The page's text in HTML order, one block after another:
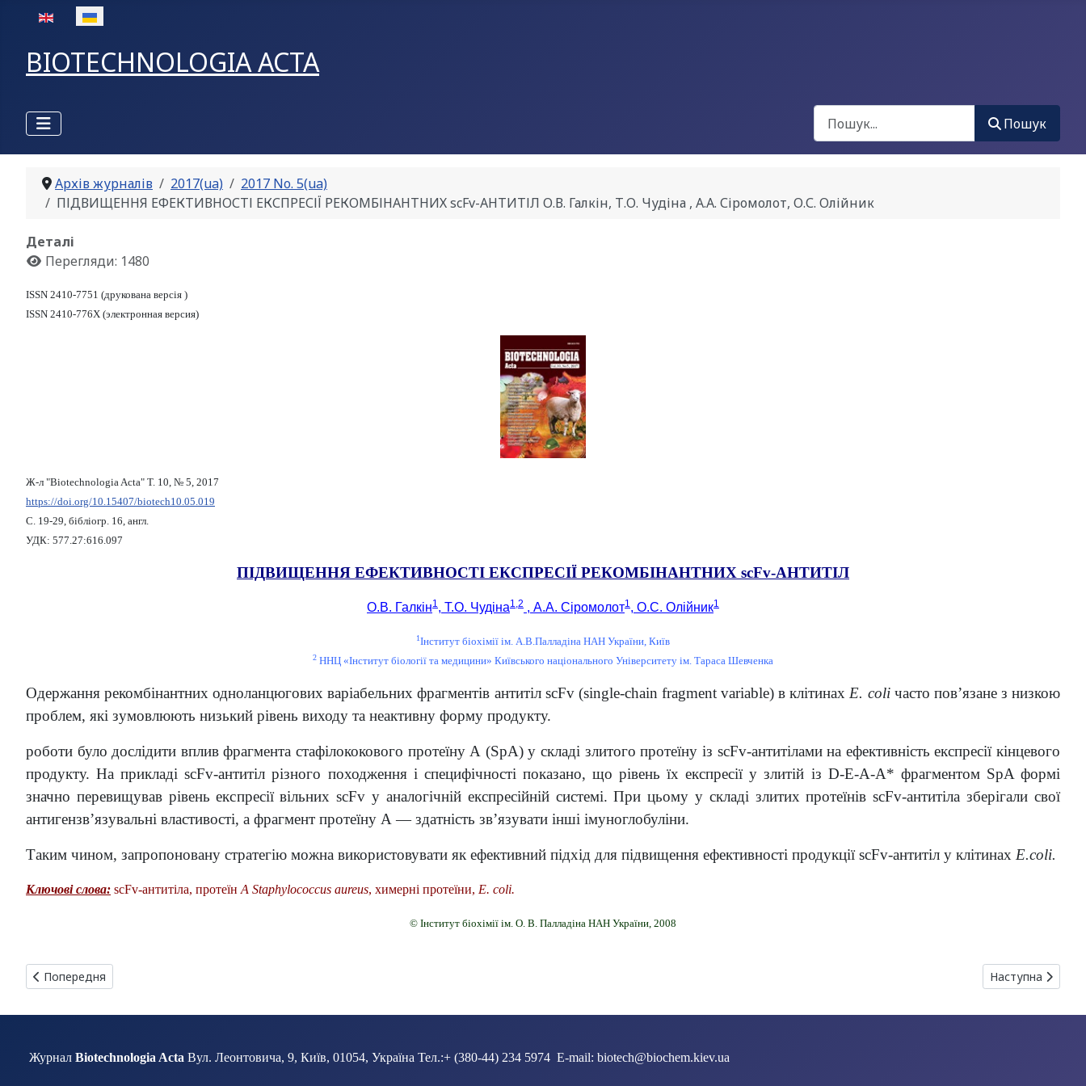
Оберіть свою мову
BIOTECHNOLOGIA ACTA
Пошук
Пошук
Архів журналів 2017(ua)
2017 No. 5(ua)
ПІДВИЩЕННЯ ЕФЕКТИВНОСТІ ЕКСПРЕСІЇ РЕКОМБІНАНТНИХ scFv-АНТИТІЛ О.В. Галкін, Т.О. Чудіна , А.А. Сіромолот, О.С. Олійник
Деталі
Перегляди: 1480
ISSN 2410-7751 (друкована версія )
ISSN 2410-776X (электронная версия)
Ж-л "Biotechnologia Acta" Т. 10, № 5, 2017
https://doi.org/10.15407/biotech10.05.019
С. 19-29, бібліогр. 16, англ.
УДК: 577.27:616.097
ПІДВИЩЕННЯ ЕФЕКТИВНОСТІ ЕКСПРЕСІЇ РЕКОМБІНАНТНИХ scFv-АНТИТІЛ
О.В. Галкін1 , Т.О. Чудіна1,2 , А.А. Сіромолот1 , О.С. Олійник1
1Інститут біохімії ім. А.В.Палладіна НАН України, Київ
2 ННЦ «Інститут біології та медицини» Київського національного Університету ім. Тараса Шевченка
Одержання рекомбінантних одноланцюгових варіабельних фрагментів антитіл scFv (single-chain fragment variable) в клітинах E. coliчасто пов’язане з низкою
проблем, які зумовлюють низький рівень виходу та неактивну форму продукту.
роботи було дослідити вплив фрагмента стафілококового протеїну А (SpA) у складі злитого протеїну із scFv-антитілами на ефективність експресії кінцевого
продукту. На прикладі scFv-антитіл різного походження і специфічності показано, що рівень їх експресії у злитій із D-E-A-A* фрагментом SpA формі
значно перевищував рівень експресії вільних scFv у аналогічній експресійній системі. При цьому у складі злитих протеїнів scFv-антитіла зберігали свої
антигензв’язувальні властивості, а фрагмент протеїну А — здатність зв’язувати інші імуноглобуліни.
Таким чином, запропоновану стратегію можна використовувати як ефективний підхід для підвищення ефективності продукції scFv-антитіл у клітинах E.coli.
Ключові слова: scFv-антитіла, протеїн А Staphylococcus aureus, химерні протеїни, E. coli.
© Інститут біохімії ім. О. В. Палладіна НАН України, 2008
Попередня стаття: ТЕХНОЛОГІЯ ВІДТВОРЕННЯ СТЕРЛЯДІ З ВИКОРИСТАННЯМ КРІОКОНСЕРВОВАНОЇ СПЕРМИ Л. П. Драган, А. І. Мрук, В. М. Голіан, Л. П. Бучацький
Попередня Наступна
Наступна
Журнал Biotechnologia Acta Вул. Леонтовича, 9, Київ, 01054, Україна Тел.:+ (380-44) 234 5974 E-mail: biotech@biochem.kiev.ua